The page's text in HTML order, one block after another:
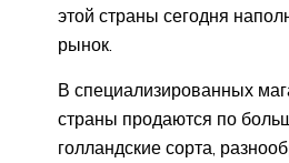
этой страны сегодня
рынок.
В специализированных
страны продаются по
голландские сорта,